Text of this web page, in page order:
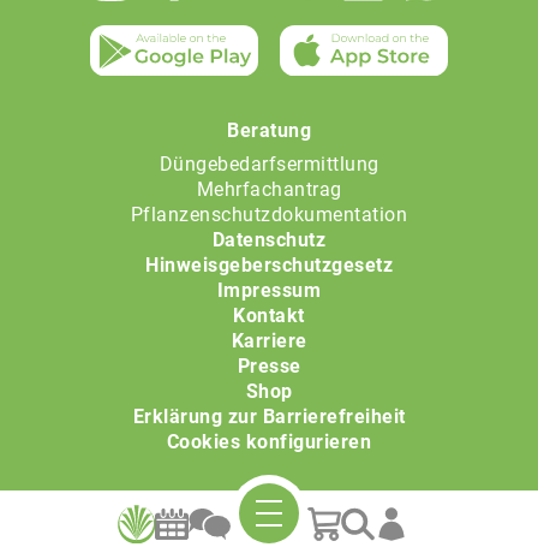
Beratung
Düngebedarfsermittlung
Mehrfachantrag
Pflanzenschutzdokumentation
Datenschutz
Hinweisgeberschutzgesetz
Impressum
Kontakt
Karriere
Presse
Shop
Erklärung zur Barrierefreiheit
Cookies konfigurieren